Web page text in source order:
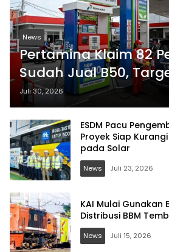
News
Pertamina Klaim 82
Sudah Jual B50,
Rampung September
Juli 30, 2026
ESDM Pacu
Proyek Siap
pada Solar
News Juli 23, 2026
KAI Mulai Gunakan
Distribusi BBM
News Juli 15, 2026